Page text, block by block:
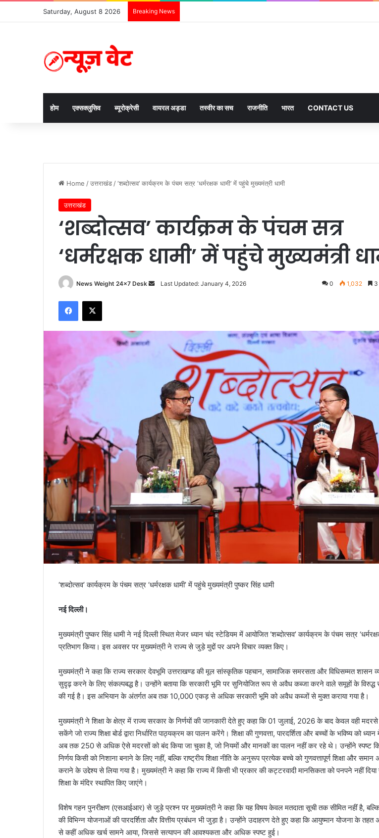
Saturday, August 8 2026 Breaking News
होम एक्सक्लुसिव ब्यूरोक्रेसी वायरल अड्डा तस्वीर का सच राजनीति भारत CONTACT US
Home /उत्तराखंड /‘शब्दोत्सव’ कार्यक्रम के पंचम सत्र ‘धर्मरक्षक धामी’ में पहुंचे मुख्यमंत्री धामी
उत्तराखंड
‘शब्दोत्सव’ कार्यक्रम के पंचम सत्र
‘धर्मरक्षक धामी’ में पहुंचे मुख्यमंत्री
News Weight 24x7 Desk
a
Last Updated: January 4, 2026 0 1,032
‘शब्दोत्सव’ कार्यक्रम के पंचम सत्र ‘धर्मरक्षक धामी’ में पहुंचे मुख्यमंत्री पुष्कर सिंह धामी
नई दिल्ली।
मुख्यमंत्री पुष्कर सिंह धामी ने नई दिल्ली स्थित मेजर ध्यान चंद स्टेडियम में आयोजित ‘शब्दोत्सव’ कार्यक्रम के पंचम सत्र
प्रतिभाग किया। इस अवसर पर मुख्यमंत्री ने राज्य से जुड़े मुद्दों पर अपने विचार व्यक्त किए।
मुख्यमंत्री ने कहा कि राज्य सरकार देवभूमि उत्तराखण्ड की मूल सांस्कृतिक पहचान, सामाजिक समरसता और विधिसम्मत शासन
सुदृढ़ करने के लिए संकल्पबद्ध है। उन्होंने बताया कि सरकारी भूमि पर सुनियोजित रूप से अवैध कब्जा करने वाले समूहों के विरुद्ध
की गई है। इस अभियान के अंतर्गत अब तक 10,000 एकड़ से अधिक सरकारी भूमि को अवैध कब्जों से मुक्त कराया गया है।
मुख्यमंत्री ने शिक्षा के क्षेत्र में राज्य सरकार के निर्णयों की जानकारी देते हुए कहा कि 01 जुलाई, 2026 के बाद केवल वही मदरसे
सकेंगे जो राज्य शिक्षा बोर्ड द्वारा निर्धारित पाठ्यक्रम का पालन करेंगे। शिक्षा की गुणवत्ता, पारदर्शिता और बच्चों के भविष्य को
अब तक 250 से अधिक ऐसे मदरसों को बंद किया जा चुका है, जो नियमों और मानकों का पालन नहीं कर रहे थे। उन्होंने स्पष्ट
निर्णय किसी को निशाना बनाने के लिए नहीं, बल्कि राष्ट्रीय शिक्षा नीति के अनुरूप प्रत्येक बच्चे को गुणवत्तापूर्ण शिक्षा और
कराने के उद्देश्य से लिया गया है। मुख्यमंत्री ने कहा कि राज्य में किसी भी प्रकार की कट्टरवादी मानसिकता को पनपने नहीं
शिक्षा के मंदिर स्थापित किए जाएंगे।
विशेष गहन पुनरीक्षण (एसआईआर) से जुड़े प्रश्न पर मुख्यमंत्री ने कहा कि यह विषय केवल मतदाता सूची तक सीमित नहीं है,
की विभिन्न योजनाओं की पारदर्शिता और वित्तीय प्रबंधन भी जुड़ा है। उन्होंने उदाहरण देते हुए कहा कि आयुष्मान योजना के तहत
से कहीं अधिक खर्च सामने आया, जिससे सत्यापन की आवश्यकता और अधिक स्पष्ट हुई।